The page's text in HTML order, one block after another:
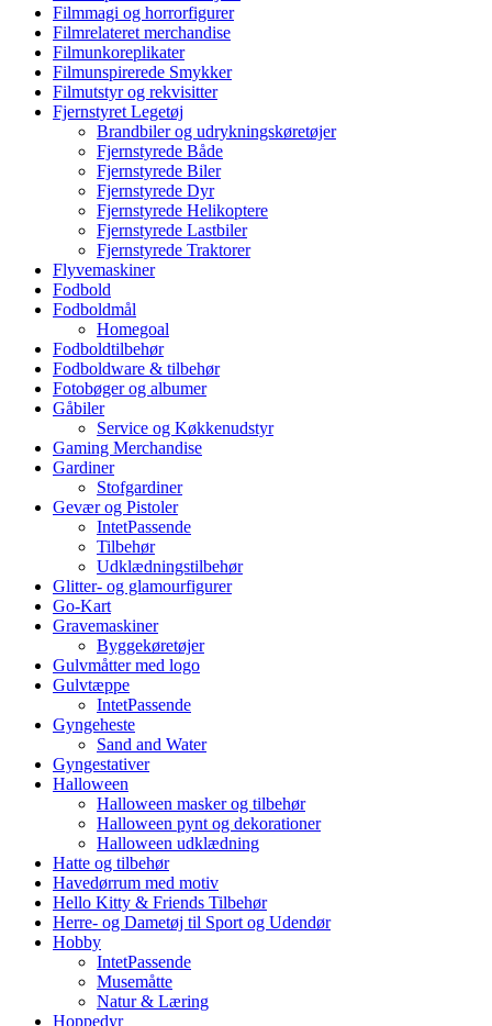
Filmmagi og horrorfigurer
Filmrelateret merchandise
Filmunkoreplikater
Filmunspirerede Smykker
Filmutstyr og rekvisitter
Fjernstyret Legetøj
Brandbiler og udrykningskøretøjer
Fjernstyrede Både
Fjernstyrede Biler
Fjernstyrede Dyr
Fjernstyrede Helikoptere
Fjernstyrede Lastbiler
Fjernstyrede Traktorer
Flyvemaskiner
Fodbold
Fodboldmål
Homegoal
Fodboldtilbehør
Fodboldware & tilbehør
Fotobøger og albumer
Gåbiler
Service og Køkkenudstyr
Gaming Merchandise
Gardiner
Stofgardiner
Gevær og Pistoler
IntetPassende
Tilbehør
Udklædningstilbehør
Glitter- og glamourfigurer
Go-Kart
Gravemaskiner
Byggekøretøjer
Gulvmåtter med logo
Gulvtæppe
IntetPassende
Gyngeheste
Sand and Water
Gyngestativer
Halloween
Halloween masker og tilbehør
Halloween pynt og dekorationer
Halloween udklædning
Hatte og tilbehør
Havedørrum med motiv
Hello Kitty & Friends Tilbehør
Herre- og Dametøj til Sport og Udendør
Hobby
IntetPassende
Musemåtte
Natur & Læring
Hoppedyr